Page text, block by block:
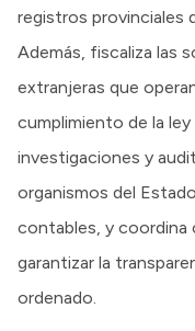
Boletín Oficial
Compras y
Consulta de
Consulta de pago
Convocatorias
Intranet
Login
registros provinciales
Además, fiscaliza las
extranjeras que
cumplimiento de la
investigaciones y
organismos del
contables, y
garantizar la
ordenado.